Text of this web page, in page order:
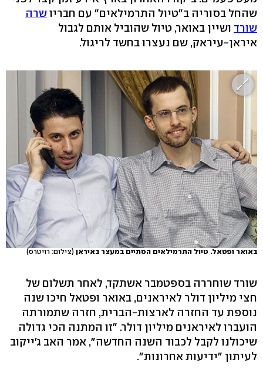
שהחל בסוריה ב"טיול התרמילאים" עם חבריושרה
שורד ושיין באואר, טיול שהוביל אותם לגבול
איראן-עיראק, שם נעצרו בחשד לריגול.
באואר ופטאל. טיול התרמילאים הסתיים במעצר באיראן (צילום: רויטרס)
שורד שוחררה בספטמבר אשתקד, לאחר תשלום של
חצי מיליון דולר לאיראנים, באואר ופטאל חיכו שנה
נוספת עד החזרה לארצות-הברית, חזרה שתמורתה
הועברו לאיראנים מיליון דולר. "זו המתנה הכי גדולה
שיכולנו לקבל לכבוד השנה החדשה", אמר האב ג'ייקוב
לעיתון "ידיעות אחרונות".